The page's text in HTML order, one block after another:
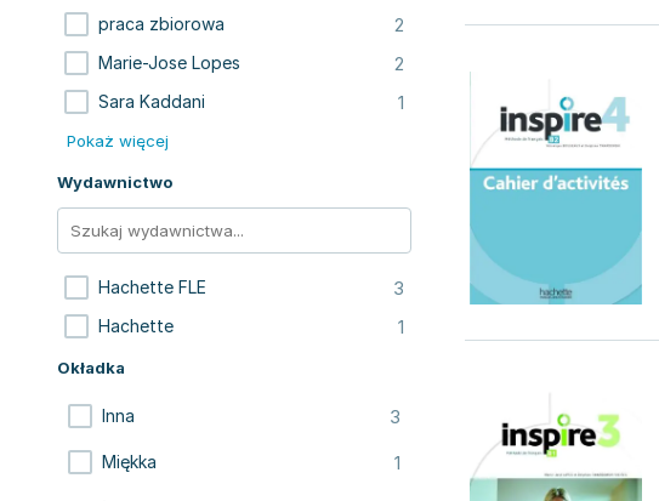
praca zbiorowa 2
Marie-Jose Lopes 2
Sara Kaddani 1
Pokaż więcej
Wydawnictwo
Hachette FLE 3
Hachette 1
Okładka
Inna 3
Miękka 1